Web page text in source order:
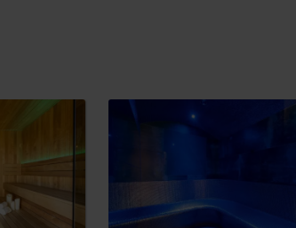
według wieku dzieci